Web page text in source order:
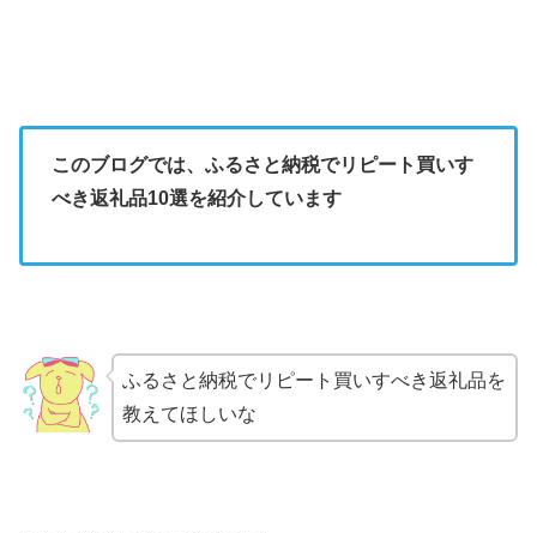
このブログでは、ふるさと納税でリピート買いす
べき返礼品10選を紹介しています
ふるさと納税でリピート買いすべき返礼品を
教えてほしいな